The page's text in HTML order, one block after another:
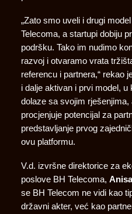
„Zato smo uveli i drugi
Telecoma, a startupi dobiju
podršku. Tako im nudimo
razvoj i otvaramo vrata
referencu i partnera,“ rekao
i dalje aktivan i prvi model,
dolaze sa svojim
procjenjuje potencijal za
predstavljanje prvog
ovu platformu.
V.d. izvršne direktorice za
poslove BH Telecoma,
se BH Telecom ne vidi kao
državni akter, već kao